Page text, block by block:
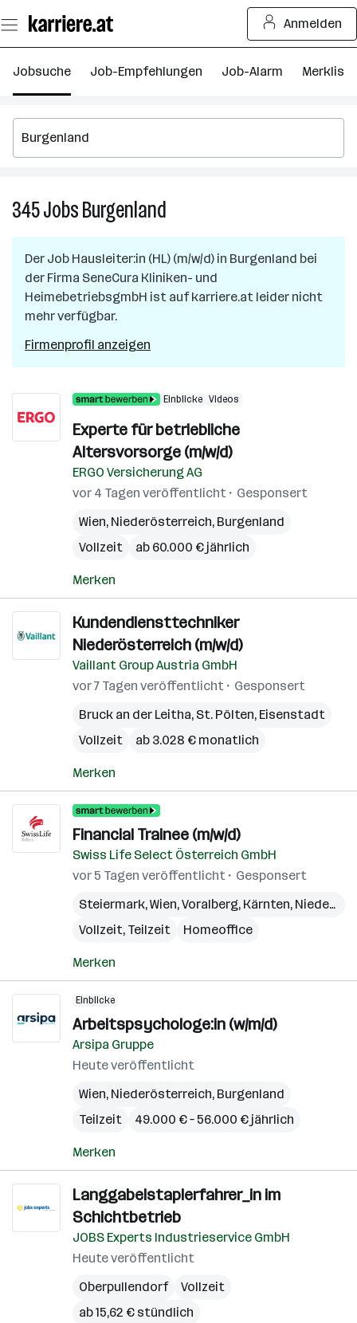
Seiteninhalt
springen
Anmelden
Jobsuche Job-Empfehlungen Job-Alarm Merkliste
345JobsBurgenland
Burgenland
Der Job Hausleiter:in (HL) (m/w/d) in Burgenland bei
der Firma SeneCura Kliniken- und
HeimebetriebsgmbH ist auf karriere.at leider nicht
mehr verfügbar.
Firmenprofil anzeigen
Einblicke Videos
Experte für betriebliche
Altersvorsorge (m/w/d)
ERGO Versicherung AG
vor 4 Tagen veröffentlicht
Gesponsert
Wien, Niederösterreich, Burgenland
Vollzeit
ab 60.000 € jährlich
Merken
Kundendiensttechniker
Niederösterreich (m/w/d)
Vaillant Group Austria GmbH
vor 7 Tagen veröffentlicht
Gesponsert
Bruck an der Leitha, St. Pölten, Eisenstadt
Vollzeit
ab 3.028 € monatlich
Merken
Financial Trainee (m/w/d)
Swiss Life Select Österreich GmbH
vor 5 Tagen veröffentlicht
Gesponsert
Steiermark,Wien,Voralberg, Kärnten, Niederösterreich
Vollzeit, Teilzeit
Homeoffice
Merken
Einblicke
Arbeitspsychologe:in (w/m/d)
Arsipa Gruppe
Heute veröffentlicht
Wien, Niederösterreich, Burgenland
Teilzeit
49.000 € – 56.000 € jährlich
Merken
Langgabelstaplerfahrer_in im
Schichtbetrieb
JOBS Experts Industrieservice GmbH
Heute veröffentlicht
Oberpullendorf
Vollzeit
ab 15,62 € stündlich